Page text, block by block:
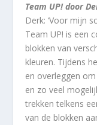
Team UP! door
Derk: ‘Voor mijn
Team UP! is een
blokken van
kleuren. Tijdens
en overleggen
en zo veel
trekken telkens
van de blokken